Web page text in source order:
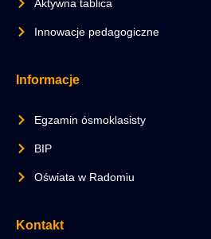
Aktywna tablica
Innowacje pedagogiczne
Informacje
Egzamin ósmoklasisty
BIP
Oświata w Radomiu
Kontakt